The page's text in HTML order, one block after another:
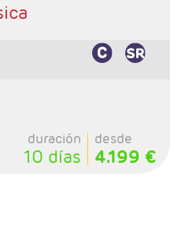
duración
10 días
desde
4.199 €